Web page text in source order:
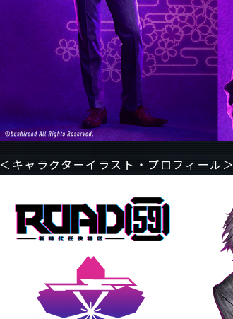
＜キャラクターイラスト・プロフィール＞